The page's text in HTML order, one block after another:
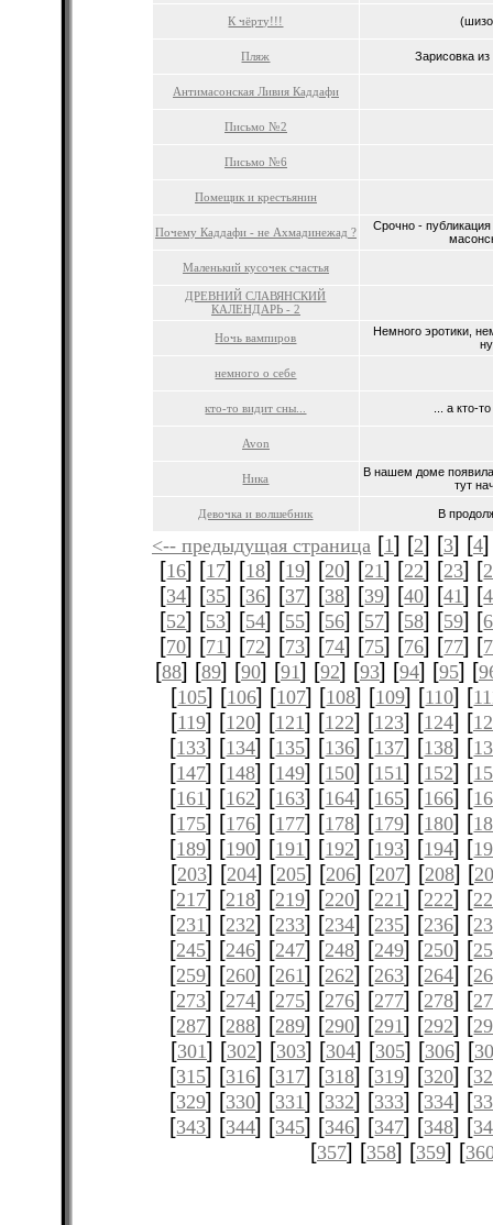
К чёрту!!!
Пляж Зарисовка
Антимасонская Ливия Каддафи
Письмо №2
Письмо №6
Помещик и крестьянин
Почему Каддафи - не Ахмадинежад ?
Срочно -
Маленький кусочек счастья
ДРЕВНИЙ СЛАВЯНСКИЙ
КАЛЕНДАРЬ - 2
Ночь вампиров
Немного эротики,
немного о себе
кто-то видит сны... ... а кто-
Avon
Ника
В нашем доме
тут
Девочка и волшебник В
<-- предыдущая страница [1] [2] [3] [4
[16] [17] [18] [19] [20] [21] [22] [23] [
[34] [35] [36] [37] [38] [39] [40] [41] [
[52] [53] [54] [55] [56] [57] [58] [59] [
[70] [71] [72] [73] [74] [75] [76] [77] [
[88] [89] [90] [91] [92] [93] [94] [95] [
[105] [106] [107] [108] [109] [110] [
[119] [120] [121] [122] [123] [124] [
[133] [134] [135] [136] [137] [138] [
[147] [148] [149] [150] [151] [152] [
[161] [162] [163] [164] [165] [166] [
[175] [176] [177] [178] [179] [180] [
[189] [190] [191] [192] [193] [194] [
[203] [204] [205] [206] [207] [208] [
[217] [218] [219] [220] [221] [222] [
[231] [232] [233] [234] [235] [236] [
[245] [246] [247] [248] [249] [250] [
[259] [260] [261] [262] [263] [264] [
[273] [274] [275] [276] [277] [278] [
[287] [288] [289] [290] [291] [292] [
[301] [302] [303] [304] [305] [306] [
[315] [316] [317] [318] [319] [320] [
[329] [330] [331] [332] [333] [334] [
[343] [344] [345] [346] [347] [348] [
[357] [358] [359] [